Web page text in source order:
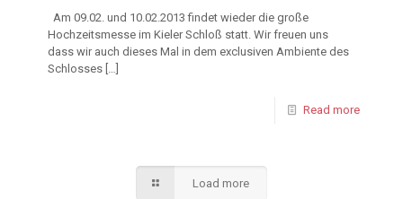
Am 09.02. und 10.02.2013 findet wieder die große
Hochzeitsmesse im Kieler Schloß statt. Wir freuen uns
dass wir auch dieses Mal in dem exclusiven Ambiente des
Schlosses […]
Read more
Load more